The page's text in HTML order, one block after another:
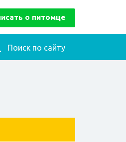
о питомце
Поиск по сайту